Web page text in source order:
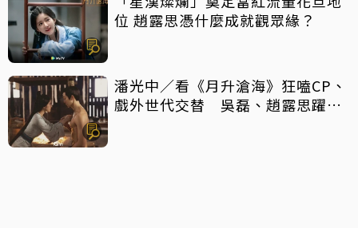
位 趙露思憑什麼成就觀眾緣？
潘光中／看《月升滄海》狂嗑CP、
戲外世代交替 吳磊、趙露思躍升